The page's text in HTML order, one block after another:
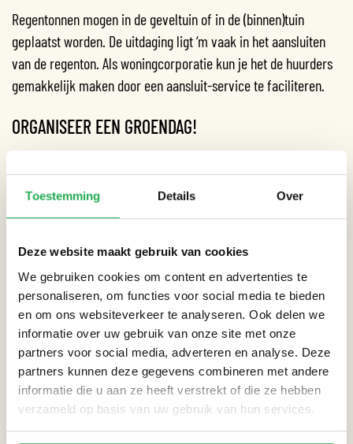
Toestemming Details Over
Deze website maakt gebruik van cookies
We gebruiken cookies om content en advertenties te
personaliseren, om functies voor social media te bieden
en om ons websiteverkeer te analyseren. Ook delen we
informatie over uw gebruik van onze site met onze
partners voor social media, adverteren en analyse. Deze
partners kunnen deze gegevens combineren met andere
informatie die u aan ze heeft verstrekt of die ze hebben
verzameld op basis van uw gebruik van hun services.
Regentonnen mogen in de geveltuin of in de (binnen)tuin
geplaatst worden. De uitdaging ligt ‘m vaak in het aansluiten
van de regenton. Als woningcorporatie kun je het de huurders
gemakkelijk maken door een aansluit-service te faciliteren.
ORGANISEER EEN GROENDAG!
binnentuin en/of groen plein. Tijdens een groendag kunnen
van hun gezamenlijke binnentuin of plein. Als
woningcorporatie kun je hierbij ondersteunen door
voorafgaand alle ideeën op te halen, een plan van aanpak te
maken en toestemming te verlenen. Wij hebben al vaker
groendagen georganiseerd en delen onze kennis over het
organiseren hiervan en de benodigdheden hiervoor graag met
jullie.
PROMOTIEMATERIAAL